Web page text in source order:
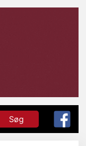
Søg